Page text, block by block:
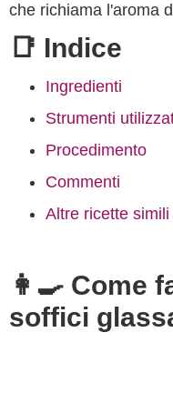
che richiama l'aroma
📑 Indice
Ingredienti
Strumenti
Procedimento
Commenti
Altre ricette simili
👩‍🍳 Come
soffici